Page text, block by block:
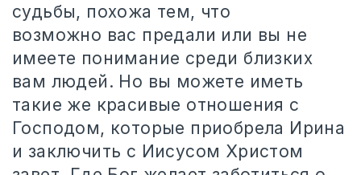
судьбы, похожа тем, что
возможно вас предали или вы не
имеете понимание среди близких
вам людей. Но вы можете иметь
такие же красивые отношения с
Господом, которые приобрела Ирина
и заключить с Иисусом Христом